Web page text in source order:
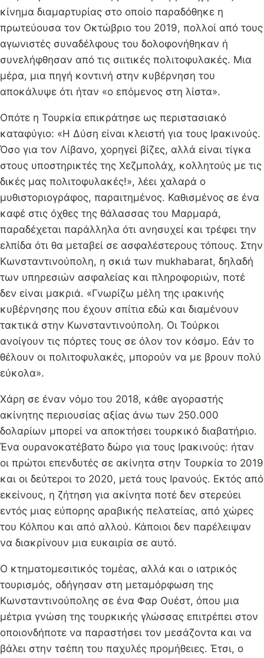
κίνημα διαμαρτυρίας στο οποίο παραδόθηκε η
πρωτεύουσα τον Οκτώβριο του 2019, πολλοί από τους
αγωνιστές συναδέλφους του δολοφονήθηκαν ή
συνελήφθησαν από τις σιιτικές πολιτοφυλακές. Μια
μέρα, μια πηγή κοντινή στην κυβέρνηση του
αποκάλυψε ότι ήταν «ο επόμενος στη λίστα».
Οπότε η Τουρκία επικράτησε ως περιστασιακό
καταφύγιο: «Η Δύση είναι κλειστή για τους Ιρακινούς.
Όσο για τον Λίβανο, χορηγεί βίζες, αλλά είναι τίγκα
στους υποστηρικτές της Χεζμπολάχ, κολλητούς με τις
δικές μας πολιτοφυλακές!», λέει χαλαρά ο
μυθιστοριογράφος, παραιτημένος. Καθισμένος σε ένα
καφέ στις όχθες της θάλασσας του Μαρμαρά,
παραδέχεται παράλληλα ότι ανησυχεί και τρέφει την
ελπίδα ότι θα μεταβεί σε ασφαλέστερους τόπους. Στην
Κωνσταντινούπολη, η σκιά των mukhabarat, δηλαδή
των υπηρεσιών ασφαλείας και πληροφοριών, ποτέ
δεν είναι μακριά. «Γνωρίζω μέλη της ιρακινής
κυβέρνησης που έχουν σπίτια εδώ και διαμένουν
τακτικά στην Κωνσταντινούπολη. Οι Τούρκοι
ανοίγουν τις πόρτες τους σε όλον τον κόσμο. Εάν το
θέλουν οι πολιτοφυλακές, μπορούν να με βρουν πολύ
εύκολα».
Χάρη σε έναν νόμο του 2018, κάθε αγοραστής
ακίνητης περιουσίας αξίας άνω των 250.000
δολαρίων μπορεί να αποκτήσει τουρκικό διαβατήριο.
Ένα ουρανοκατέβατο δώρο για τους Ιρακινούς: ήταν
οι πρώτοι επενδυτές σε ακίνητα στην Τουρκία το 2019
και οι δεύτεροι το 2020, μετά τους Ιρανούς. Εκτός από
εκείνους, η ζήτηση για ακίνητα ποτέ δεν στερεύει
εντός μιας εύπορης αραβικής πελατείας, από χώρες
του Κόλπου και από αλλού. Κάποιοι δεν παρέλειψαν
να διακρίνουν μια ευκαιρία σε αυτό.
Ο κτηματομεσιτικός τομέας, αλλά και ο ιατρικός
τουρισμός, οδήγησαν στη μεταμόρφωση της
Κωνσταντινούπολης σε ένα Φαρ Ουέστ, όπου μια
μέτρια γνώση της τουρκικής γλώσσας επιτρέπει στον
οποιονδήποτε να παραστήσει τον μεσάζοντα και να
βάλει στην τσέπη του παχυλές προμήθειες. Έτσι, ο